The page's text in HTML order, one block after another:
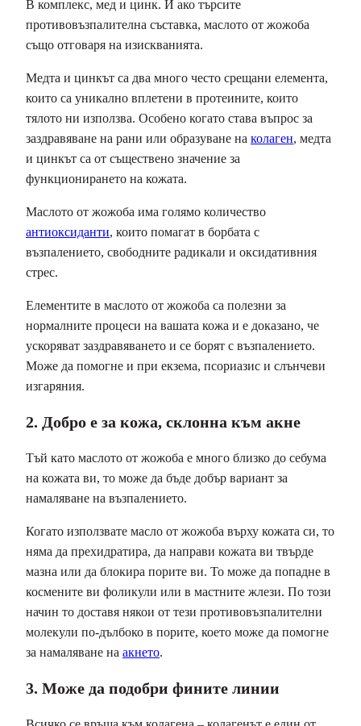
В комплекс, мед и цинк. И ако търсите
противовъзпалителна съставка, маслото от жожоба
също отговаря на изискванията.
Медта и цинкът са два много често срещани елемента,
които са уникално вплетени в протеините, които
тялото ни използва. Особено когато става въпрос за
заздравяване на рани или образуване на колаген, медта
и цинкът са от съществено значение за
функционирането на кожата.
Маслото от жожоба има голямо количество
антиоксиданти, които помагат в борбата с
възпалението, свободните радикали и оксидативния
стрес.
Елементите в маслото от жожоба са полезни за
нормалните процеси на вашата кожа и е доказано, че
ускоряват заздравяването и се борят с възпалението.
Може да помогне и при екзема, псориазис и слънчеви
изгаряния.
2. Добро е за кожа, склонна към акне
Тъй като маслото от жожоба е много близко до себума
на кожата ви, то може да бъде добър вариант за
намаляване на възпалението.
Когато използвате масло от жожоба върху кожата си, то
няма да прехидратира, да направи кожата ви твърде
мазна или да блокира порите ви. То може да попадне в
космените ви фоликули или в мастните жлези. По този
начин то доставя някои от тези противовъзпалителни
молекули по-дълбоко в порите, което може да помогне
за намаляване на акнето.
3. Може да подобри фините линии